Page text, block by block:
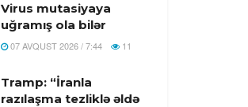
Virus mutasiyaya
uğramış ola bilər
07 AVQUST 2026 / 7:44 11
Tramp: “İranla
razılaşma tezliklə əldə